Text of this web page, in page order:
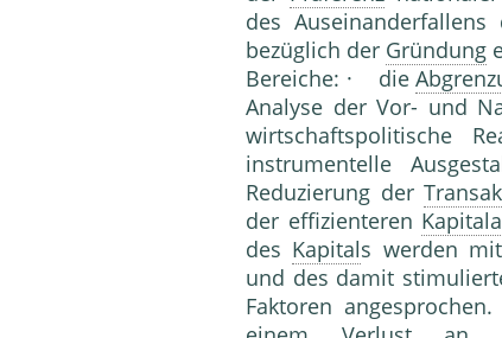
des
bezüglich der Gründung
Bereiche: · die
Analyse der Vor- und
wirtschaftspolitische
instrumentelle
Reduzierung der
der effizienteren
des Kapitals werden
und des damit
Faktoren